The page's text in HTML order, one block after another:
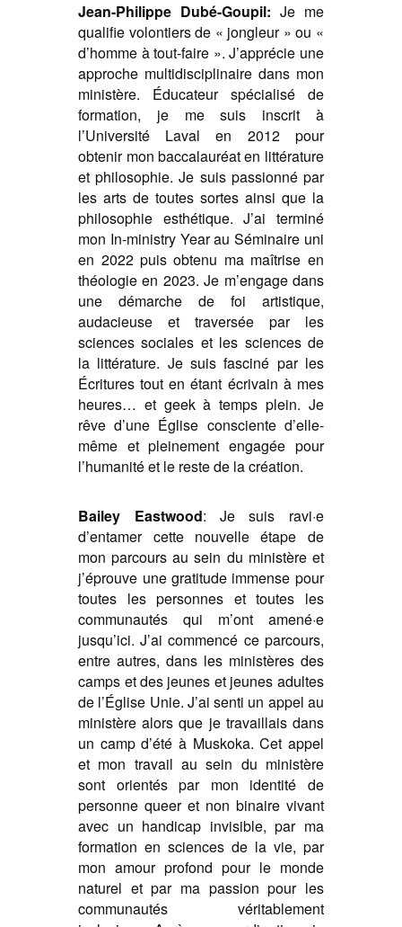
Jean-Philippe Dubé-Goupil: Je me
qualifie volontiers de « jongleur » ou «
d’homme à tout-faire ». J’apprécie une
approche multidisciplinaire dans mon
ministère. Éducateur spécialisé de
formation, je me suis inscrit à
l’Université Laval en 2012 pour
obtenir mon baccalauréat en littérature
et philosophie. Je suis passionné par
les arts de toutes sortes ainsi que la
philosophie esthétique.J’ai terminé
mon In-ministry Year au Séminaire uni
en 2022 puis obtenu ma maîtrise en
théologie en 2023. Je m’engage dans
une démarche de foi artistique,
audacieuse et traversée par les
sciences sociales et les sciences de
la littérature. Je suis fasciné par les
Écritures tout en étant écrivain à mes
heures… et geek à temps plein. Je
rêve d’une Église consciente d’elle-
même et pleinement engagée pour
l’humanité et le reste de la création.
Bailey Eastwood: Je suis ravi·e
d’entamer cette nouvelle étape de
mon parcours au sein du ministère et
j’éprouve une gratitude immense pour
toutes les personnes et toutes les
communautés qui m’ont amené·e
jusqu’ici. J’ai commencé ce parcours,
entre autres, dans les ministères des
camps et des jeunes et jeunes adultes
de l’Église Unie. J’ai senti un appel au
ministère alors que je travaillais dans
un camp d’été à Muskoka. Cet appel
et mon travail au sein du ministère
sont orientés par mon identité de
personne queer et non binaire vivant
avec un handicap invisible, par ma
formation en sciences de la vie, par
mon amour profond pour le monde
naturel et par ma passion pour les
communautés véritablement